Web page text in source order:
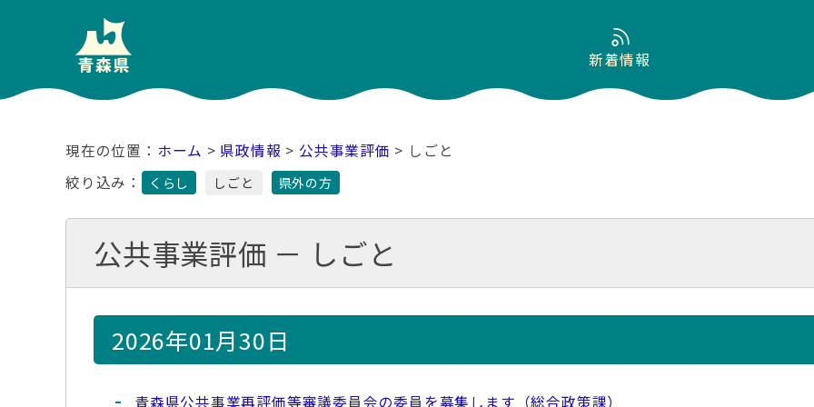
新着情報
ホーム > 県政情報 > 公共事業評価 > しごと
絞り込み：
くらし しごと 県外の方
公共事業評価 － しごと
2026年01月30日
青森県公共事業再評価等審議委員会の委員を募集します（総合政策課）